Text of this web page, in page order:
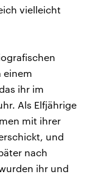
vielleicht
einem
ihr im
Als Elfjährige
mit ihrer
und
nach
ihr und